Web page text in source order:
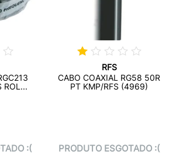
ROL...
:(
RFS
CABO COAXIAL RG58 50R
PT KMP/RFS (4969)
PRODUTO ESGOTADO :(